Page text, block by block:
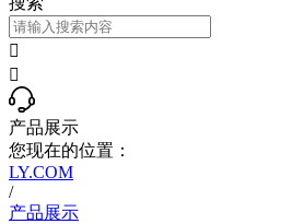


产品展示
您现在的位置：
LY.COM
/
产品展示